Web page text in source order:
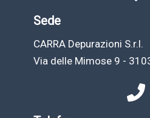
Sede
CARRA Depurazioni S.r.l.
Via delle Mimose 9 -